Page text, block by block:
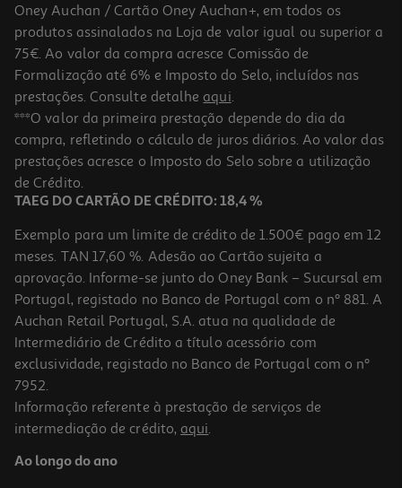
-10%
Livro Prep. P/ O Exame Final Nac. 2026 Espanhol - Inic. 11
26.91 €/un
29,90 € PVP de editor
26,91 €
-10%
Livro Exame 2026 Preparação Intensiva Física E Quimica A 11
15.66 €/un
Oney Auchan / Cartão Oney Auchan+, em todos os
produtos assinalados na Loja de valor igual ou superior a
75€. Ao valor da compra acresce Comissão de
Formalização até 6% e Imposto do Selo, incluídos nas
prestações. Consulte detalhe aqui.
***O valor da primeira prestação depende do dia da
compra, refletindo o cálculo de juros diários. Ao valor das
prestações acresce o Imposto do Selo sobre a utilização
de Crédito.
TAEG DO CARTÃO DE CRÉDITO: 18,4 %
Exemplo para um limite de crédito de 1.500€ pago em 12
meses. TAN 17,60 %. Adesão ao Cartão sujeita a
aprovação. Informe-se junto do Oney Bank – Sucursal em
Portugal, registado no Banco de Portugal com o nº 881. A
Auchan Retail Portugal, S.A. atua na qualidade de
Intermediário de Crédito a título acessório com
exclusividade, registado no Banco de Portugal com o nº
7952.
Informação referente à prestação de serviços de
intermediação de crédito, aqui.
Ao longo do ano